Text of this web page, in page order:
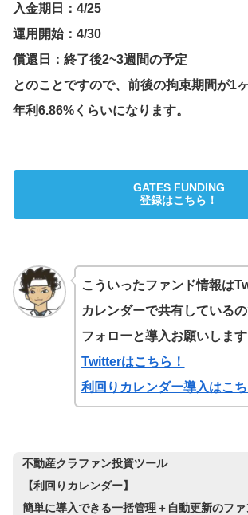
入金期日：4/25
運用開始：4/30
償還日：終了後2~3週間の予定
とのことですので、前後の拘束期間が1
年利6.86%くらいになります。
GATES FUNDING
登録はこちら！
こういったファンド情報は
カレンダーで共有している
フォローと導入お願いします
Twitterはこちら！
利回りカレンダー導入はこち
不動産クラファン投資ツール
【利回りカレンダー】
簡単に導入できる一括管理＋自動更新のファ